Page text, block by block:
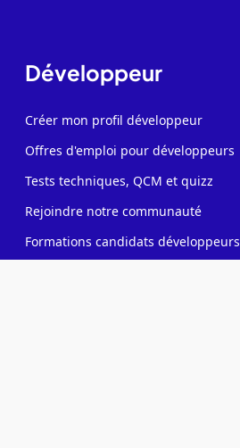
Développeur
Créer mon profil développeur
Offres d'emploi pour développeurs
Tests techniques, QCM et quizz
Rejoindre notre communauté
Formations candidats développeurs